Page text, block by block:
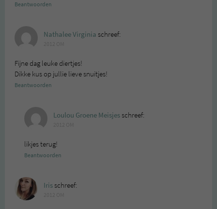
Beantwoorden
Nathalee Virginia schreef:
Fijne dag leuke diertjes!
Dikke kus op jullie lieve snuitjes!
Beantwoorden
Loulou Groene Meisjesschreef:
likjes terug!
Beantwoorden
Irisschreef: